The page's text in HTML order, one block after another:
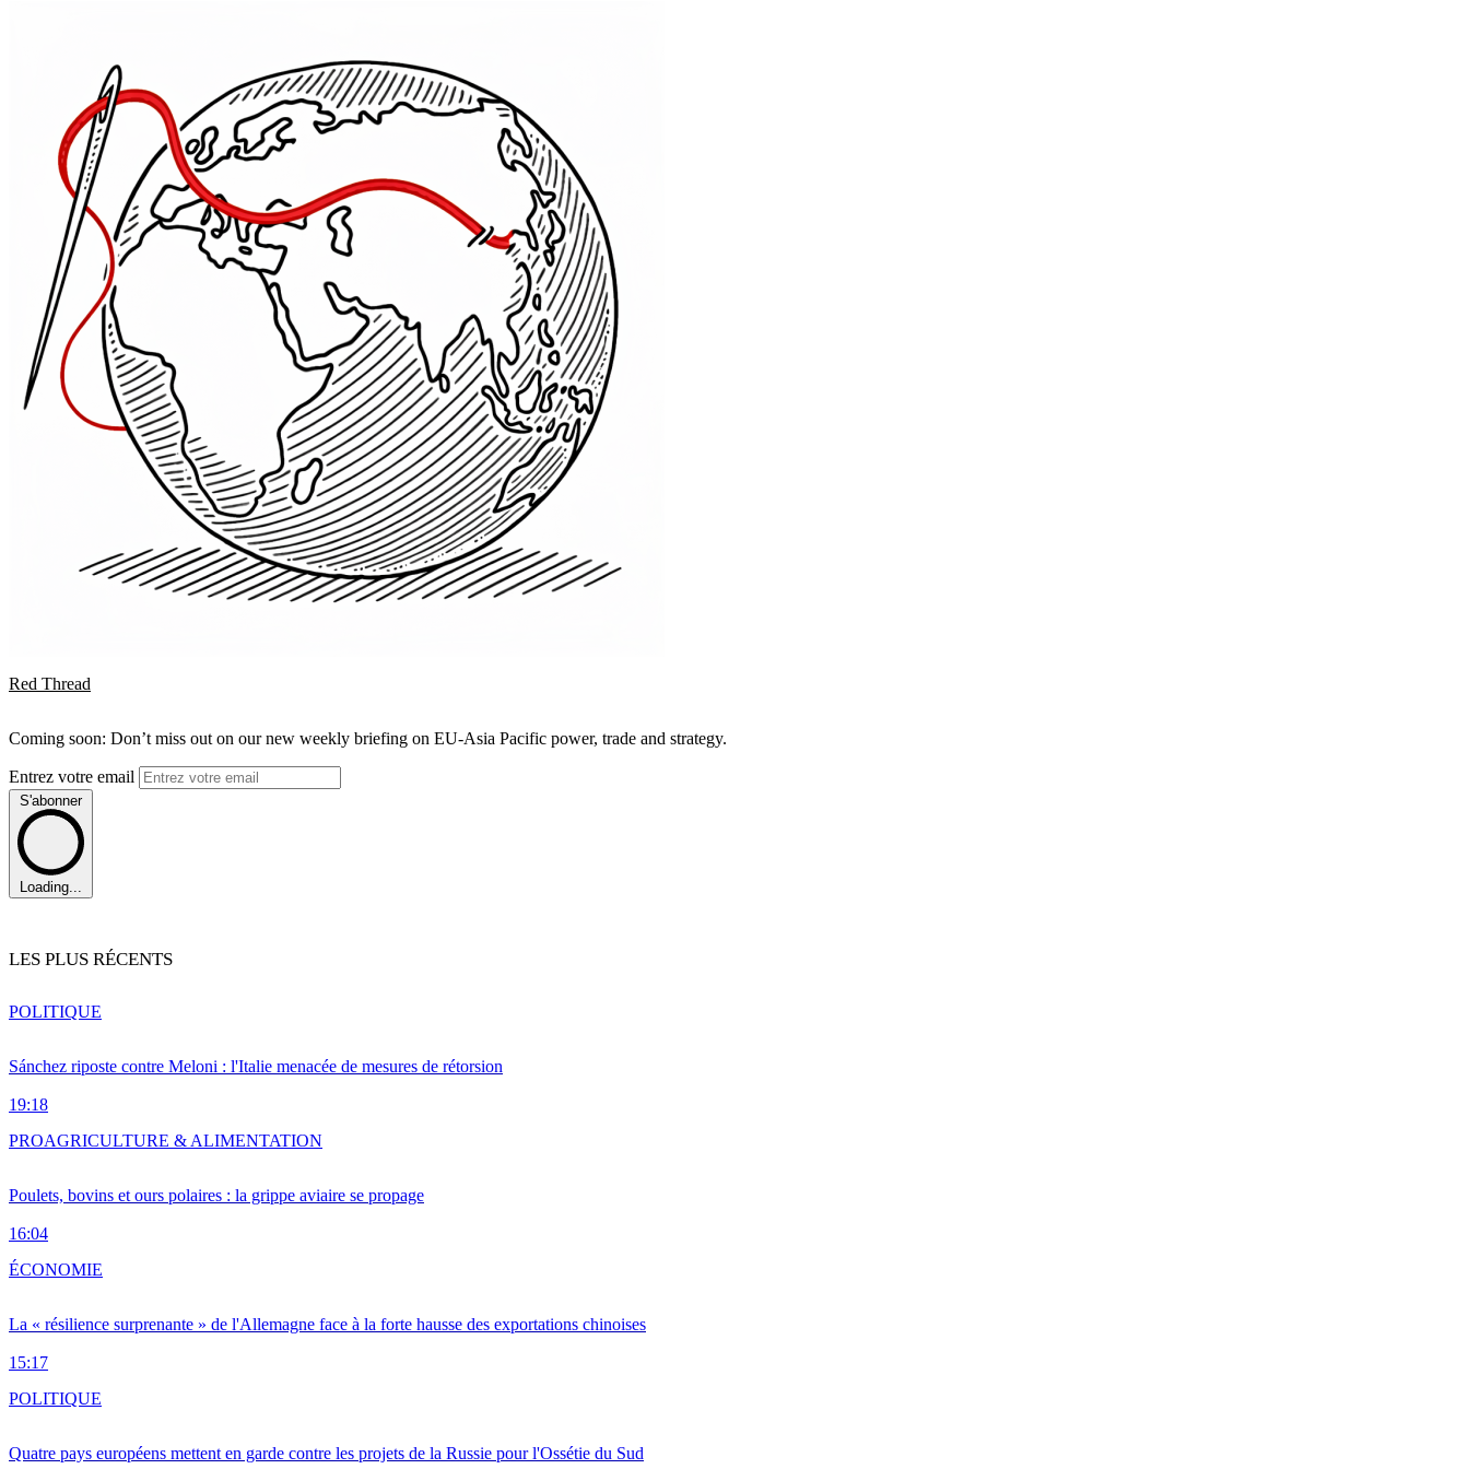
Red Thread
Coming soon: Don’t miss out on our new weekly briefing on EU-Asia Pacific power, trade and strategy.
Entrez votre email
S'abonner
Loading...
LES PLUS RÉCENTS
Sánchez riposte contre Meloni : l'Italie menacée de mesures de rétorsion
19:18
POLITIQUE
Poulets, bovins et ours polaires : la grippe aviaire se propage
16:04
PROAGRICULTURE & ALIMENTATION
La « résilience surprenante » de l'Allemagne face à la forte hausse des exportations chinoises
15:17
ÉCONOMIE
Quatre pays européens mettent en garde contre les projets de la Russie pour l'Ossétie du Sud
POLITIQUE